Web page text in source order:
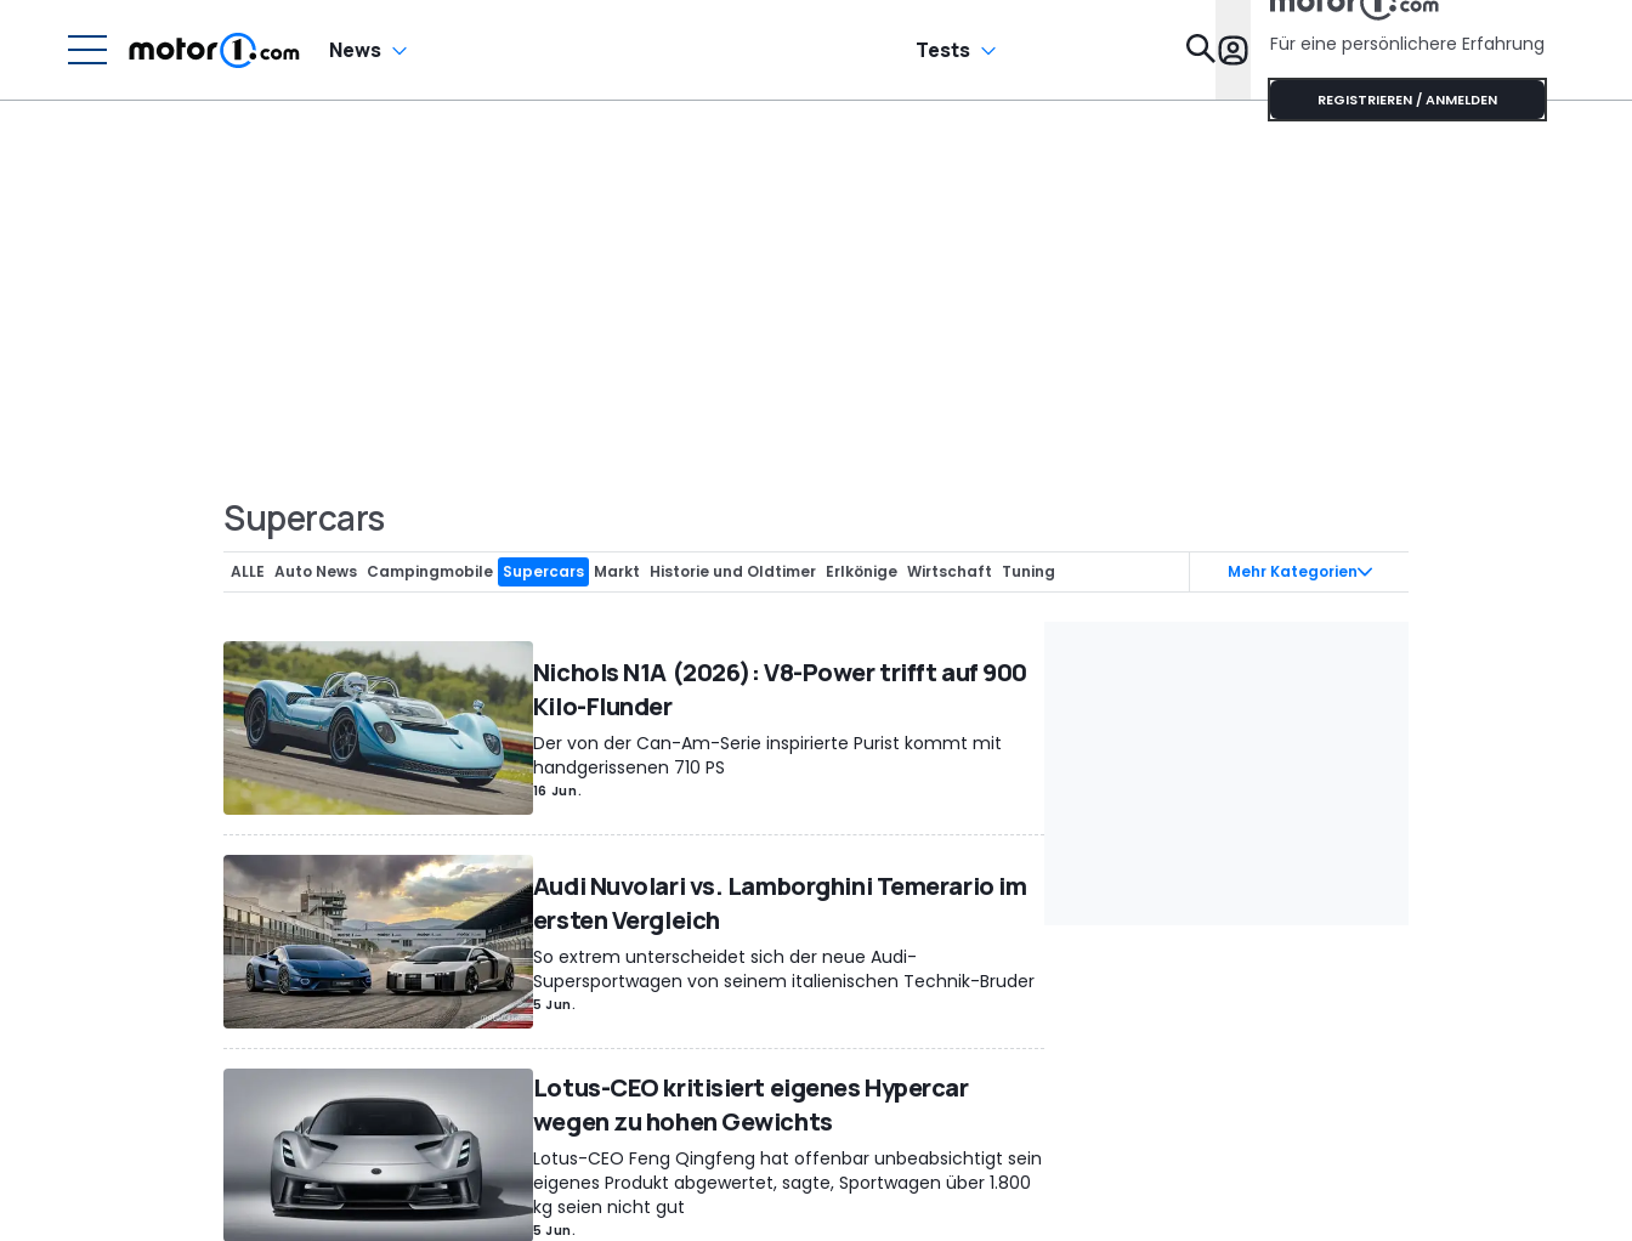
News Tests Specials
Für eine persönlichere Erfahrung
REGISTRIEREN / ANMELDEN
Supercars
Mehr Kategorien
ALLE Auto News Campingmobile Supercars Markt Historie und Oldtimer Erlkönige Wirtschaft Tuning
Ratgeber Bizarr Design Interview Gerüchte
Videospiele In eigener Sache Motorsport.com Motorsport.com Tipps und Tests
Nichols N1A (2026): V8-Power trifft auf 900
Kilo-Flunder
Der von der Can-Am-Serie inspirierte Purist kommt mit
handgerissenen 710 PS
16 Jun.
Audi Nuvolari vs. Lamborghini Temerario im
ersten Vergleich
So extrem unterscheidet sich der neue Audi-
Supersportwagen von seinem italienischen Technik-Bruder
5 Jun.
Lotus-CEO kritisiert eigenes Hypercar
wegen zu hohen Gewichts
Lotus-CEO Feng Qingfeng hat offenbar unbeabsichtigt sein
eigenes Produkt abgewertet, sagte, Sportwagen über 1.800
kg seien nicht gut
5 Jun.